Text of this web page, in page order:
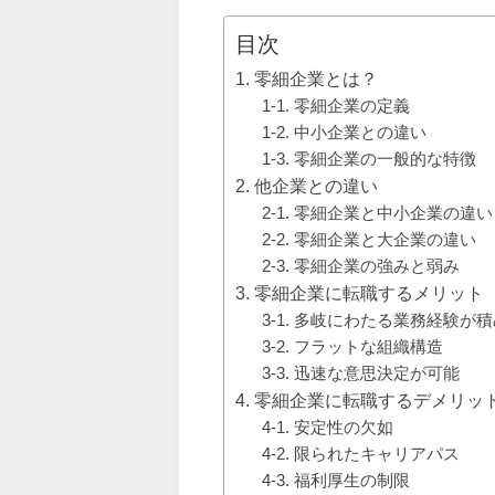
目次
1. 零細企業とは？
1-1. 零細企業の定義
1-2. 中小企業との違い
1-3. 零細企業の一般的な特徴
2. 他企業との違い
2-1. 零細企業と中小企業の違い
2-2. 零細企業と大企業の違い
2-3. 零細企業の強みと弱み
3. 零細企業に転職するメリット
3-1. 多岐にわたる業務経験が積
3-2. フラットな組織構造
3-3. 迅速な意思決定が可能
4. 零細企業に転職するデメリッ
4-1. 安定性の欠如
4-2. 限られたキャリアパス
4-3. 福利厚生の制限